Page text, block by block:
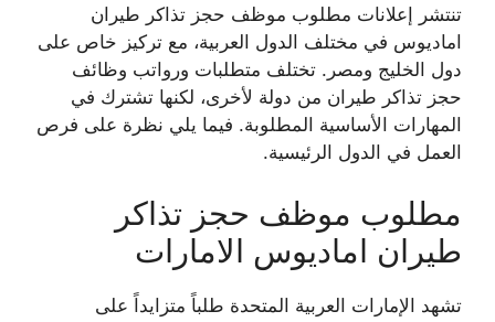
تنتشر إعلانات مطلوب موظف حجز تذاكر طيران
اماديوس في مختلف الدول العربية، مع تركيز خاص على
دول الخليج ومصر. تختلف متطلبات ورواتب وظائف
حجز تذاكر طيران من دولة لأخرى، لكنها تشترك في
المهارات الأساسية المطلوبة. فيما يلي نظرة على فرص
العمل في الدول الرئيسية.
مطلوب موظف حجز تذاكر
طيران اماديوس الامارات
تشهد الإمارات العربية المتحدة طلباً متزايداً على